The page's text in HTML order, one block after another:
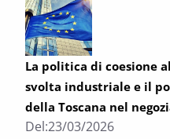
La politica di coesione
svolta industriale e il
della Toscana nel
Del:23/03/2026